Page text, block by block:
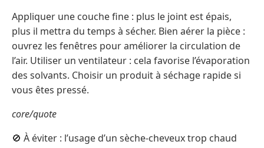
Appliquer une couche fine : plus le joint est épais,
plus il mettra du temps à sécher. Bien aérer la pièce :
ouvrez les fenêtres pour améliorer la circulation de
l’air. Utiliser un ventilateur : cela favorise l’évaporation
des solvants. Choisir un produit à séchage rapide si
vous êtes pressé.
core/quote
🚫 À éviter : l’usage d’un sèche-cheveux trop chaud